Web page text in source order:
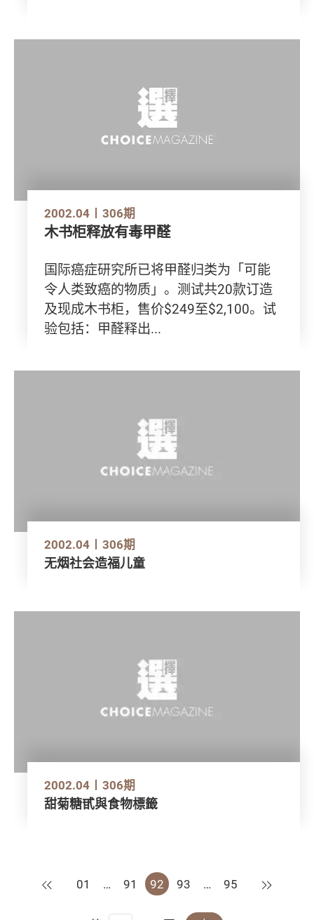
2002.04 306期
木书柜释放有毒甲醛
国际癌症研究所已将甲醛归类为「可能
令人类致癌的物质」。测试共20款订造
及现成木书柜，售价$249至$2,100。试
验包括：甲醛释出...
2002.04 306期
无烟社会造福儿童
2002.04 306期
甜菊糖甙與食物標籤
上一页
01 … 91 92 93 … 95 下一页